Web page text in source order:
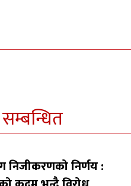
निजीकरणको निर्णय :